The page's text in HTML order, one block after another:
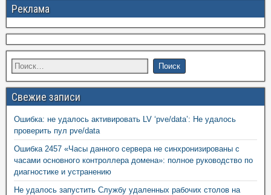
Реклама
Свежие записи
Ошибка: не удалось активировать LV ‘pve/data’: Не удалось
проверить пул pve/data
Ошибка 2457 «Часы данного сервера не синхронизированы с
часами основного контроллера домена»: полное руководство по
диагностике и устранению
Не удалось запустить Службу удаленных рабочих столов на